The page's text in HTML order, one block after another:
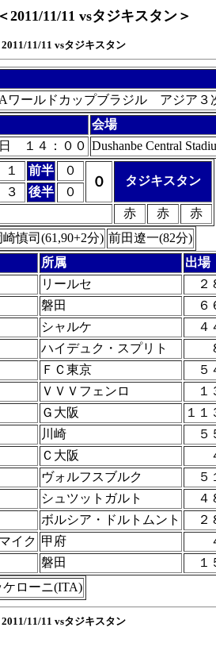
2011/11/11 vsタジキスタン＞
2011/11/11 vsタジキスタン
ワールドカップブラジル アジア３
会場
１４：００ Dushanbe Central
１ 前半 ０
０
タジキスタン
３
後半
０
赤 赤
赤
崎慎司(61,90+2分) 前田遼一(82分)
所属
出場
リールセ
２
磐田
６
シャルケ
４
ハイデュク・スプリト
ＦＣ東京
５
ＶＶＶフェンロ
１
Ｇ大阪
１１
川崎
５
Ｃ大阪
ヴォルフスブルク
５
シュツットガルト
４
ボルシア・ドルトムント
２
イク 甲府
磐田
１
ローニ(ITA)
2011/11/11 vsタジキスタン